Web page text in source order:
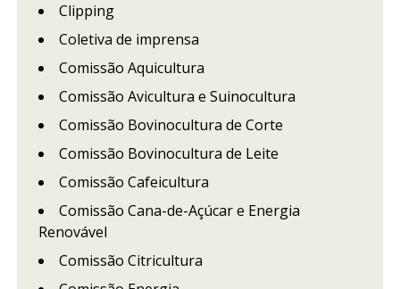
Clipping
Coletiva de imprensa
Comissão Aquicultura
Comissão Avicultura e Suinocultura
Comissão Bovinocultura de Corte
Comissão Bovinocultura de Leite
Comissão Cafeicultura
Comissão Cana-de-Açúcar e Energia
Renovável
Comissão Citricultura